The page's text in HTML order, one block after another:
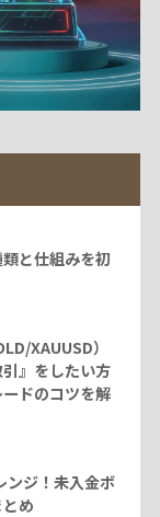
と仕組みを初
XAUUSD）
』をしたい方
ドのコツを解
ジ！未入金ボ
め